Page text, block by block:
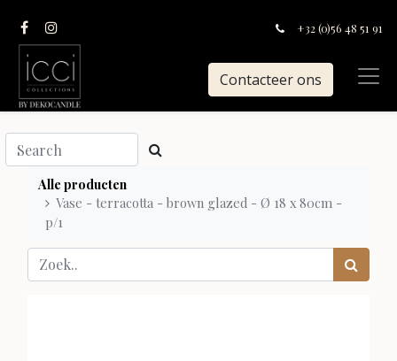
+32 (0)56 48 51 91
Contacteer ons
Alle producten
Vase - terracotta - brown glazed - Ø 18 x 80cm -
p/1